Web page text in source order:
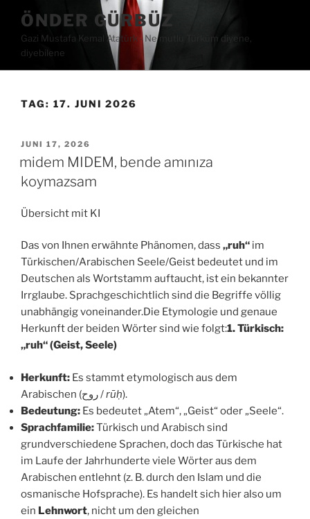
Inhalt
springen
ÖNDER GÜRBÜZ
Gazi Mustafa Kemal Atatürk ∙ Ne mutlu Türküm diyene,
diyebilene
TAG: 17. JUNI 2026
VERÖFFENTLICHT
AM
JUNI 17, 2026
midem MIDEM, bende amınıza
koymazsam
Übersicht mit KI
Das von Ihnen erwähnte Phänomen, dass „ruh“ im
Türkischen/Arabischen Seele/Geist bedeutet und im
Deutschen als Wortstamm auftaucht, ist ein bekannter
Irrglaube. Sprachgeschichtlich sind die Begriffe völlig
unabhängig voneinander.Die Etymologie und genaue
Herkunft der beiden Wörter sind wie folgt:1. Türkisch:
„ruh“ (Geist, Seele)
Herkunft: Es stammt etymologisch aus dem
Arabischen (روح /rūḥ).
Bedeutung: Es bedeutet „Atem“, „Geist“ oder „Seele“.
Sprachfamilie:Türkisch und Arabisch sind
grundverschiedene Sprachen, doch das Türkische hat
im Laufe der Jahrhunderte viele Wörter aus dem
Arabischen entlehnt (z. B. durch den Islam und die
osmanische Hofsprache). Es handelt sich hier also um
ein Lehnwort, nicht um den gleichen